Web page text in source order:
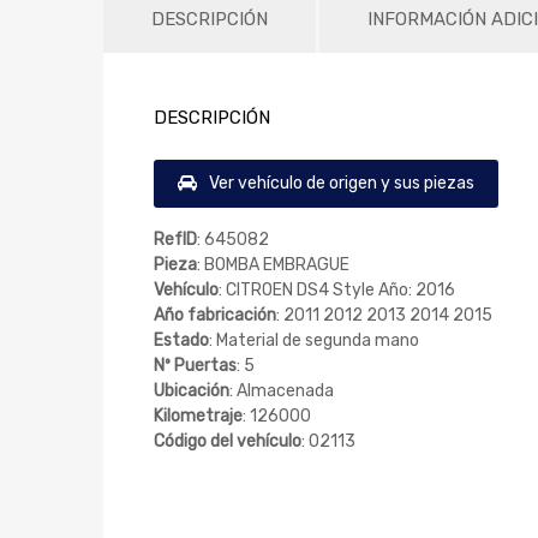
DESCRIPCIÓN INFORMACIÓN
DESCRIPCIÓN
Ver vehículo de origen y sus piezas
RefID: 645082
Pieza: BOMBA EMBRAGUE
Vehículo: CITROEN DS4 Style Año: 2016
Año fabricación: 2011 2012 2013 2014 2015
Estado: Material de segunda mano
Nº Puertas: 5
Ubicación: Almacenada
Kilometraje: 126000
Código del vehículo: 02113